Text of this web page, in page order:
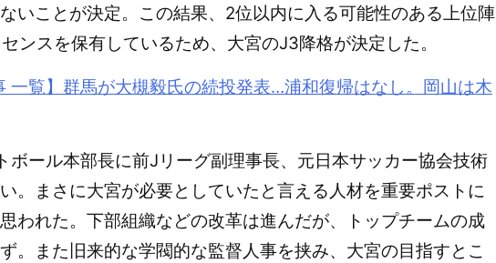
いことが決定。 この結果、2位以内に入る可能性のある上位陣
ンスを保有しているため、大宮のJ3降格が決定した。
一覧】群馬が大槻毅氏の続投発表…浦和復帰はなし。岡山は木
ール本部長に前Jリーグ副理事長、元日本サッカー協会技術
。まさに大宮が必要としていたと言える人材を重要ポストに
われた。下部組織などの改革は進んだが、トップチームの成
。また旧来的な学閥的な監督人事を挟み、大宮の目指すとこ